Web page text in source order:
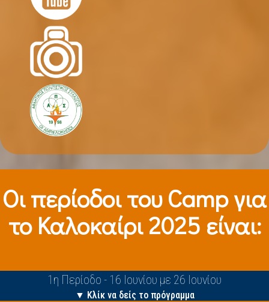
Οι περίοδοι τoυ Camp για
το Καλοκαίρι 2025 είναι:
1η Περίοδο - 16 Ιουνίου με 26 Ιουνίου
▼ Κλίκ να δείς το πρόγραμμα